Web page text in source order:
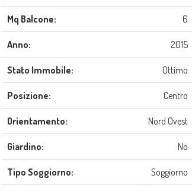
Mq Balcone: 6
Anno: 2015
Stato Immobile: Ottimo
Posizione: Centro
Orientamento: Nord Ovest
Giardino: No
Tipo Soggiorno: Soggiorno